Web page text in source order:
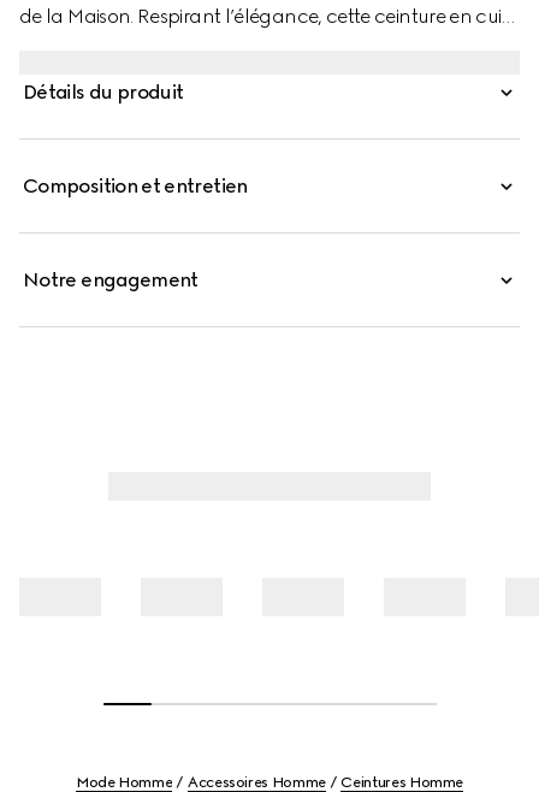
de la Maison. Respirant l’élégance, cette ceinture en cuir
Détails du produit
Composition et entretien
Notre engagement
Mode Homme Accessoires Homme Ceintures Homme